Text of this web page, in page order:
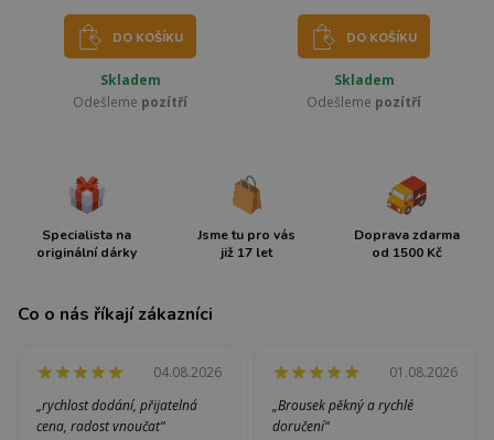
DO KOŠÍKU
Skladem
Odešleme pozítří
DO KOŠÍKU
Skladem
Odešleme pozítří
Specialista na
originální dárky
Jsme tu pro vás
již 17 let
Doprava zdarma
od 1500 Kč
Co o nás říkají zákazníci
04.08.2026
„rychlost dodání, přijatelná
cena, radost vnoučat“
01.08.2026
„Brousek pěkný a rychlé
doručení“